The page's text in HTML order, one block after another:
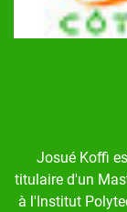
Josué Koffi
titulaire d'un
à l'Institut